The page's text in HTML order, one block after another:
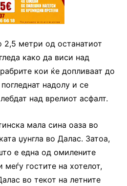
2,5 метри од останатиот
како да виси над
кои ќе допливаат до
надолу и се
над врелиот асфалт.
мала сина оаза во
џунгла во Далас. Затоа,
е една од омилените
гостите на хотелот,
во текот на летните